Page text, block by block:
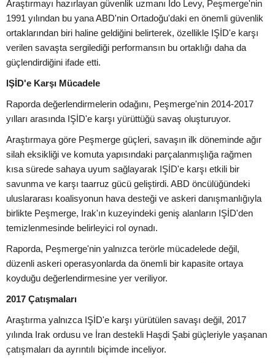
Araştırmayı hazırlayan güvenlik uzmanı Ido Levy, Peşmerge'nin
1991 yılından bu yana ABD'nin Ortadoğu'daki en önemli güvenlik
ortaklarından biri haline geldiğini belirterek, özellikle IŞİD'e karşı
verilen savaşta sergilediği performansın bu ortaklığı daha da
güçlendirdiğini ifade etti.
IŞİD'e Karşı Mücadele
Raporda değerlendirmelerin odağını, Peşmerge'nin 2014-2017
yılları arasında IŞİD'e karşı yürüttüğü savaş oluşturuyor.
Araştırmaya göre Peşmerge güçleri, savaşın ilk döneminde ağır
silah eksikliği ve komuta yapısındaki parçalanmışlığa rağmen
kısa sürede sahaya uyum sağlayarak IŞİD'e karşı etkili bir
savunma ve karşı taarruz gücü geliştirdi. ABD öncülüğündeki
uluslararası koalisyonun hava desteği ve askeri danışmanlığıyla
birlikte Peşmerge, Irak'ın kuzeyindeki geniş alanların IŞİD'den
temizlenmesinde belirleyici rol oynadı.
Raporda, Peşmerge'nin yalnızca terörle mücadelede değil,
düzenli askeri operasyonlarda da önemli bir kapasite ortaya
koyduğu değerlendirmesine yer veriliyor.
2017 Çatışmaları
Araştırma yalnızca IŞİD'e karşı yürütülen savaşı değil, 2017
yılında Irak ordusu ve İran destekli Haşdi Şabi güçleriyle yaşanan
çatışmaları da ayrıntılı biçimde inceliyor.